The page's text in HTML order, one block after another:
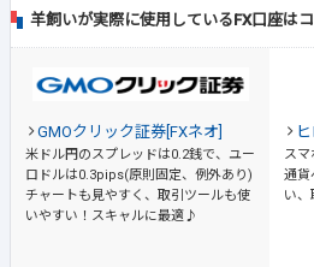
羊飼いが実際に使用しているFX口座はコ
GMOクリック証券[FXネオ]
米ドル円のスプレッドは0.2銭で、ユー
ロドルは0.3pips(原則固定、例外あり)
チャートも見やすく、取引ツールも使
いやすい！スキャルに最適♪
ス
通貨
い、